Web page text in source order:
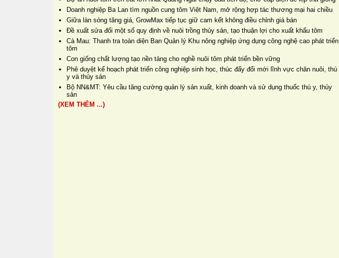
Doanh nghiệp Ba Lan tìm nguồn cung tôm Việt Nam, mở rộng hợp tác thương mại hai chiều
Giữa làn sóng tăng giá, GrowMax tiếp tục giữ cam kết không điều chỉnh giá bán
Đề xuất sửa đổi một số quy định về nuôi trồng thủy sản, tạo thuận lợi cho xuất khẩu tôm
Cà Mau: Thanh tra toàn diện Ban Quản lý Khu nông nghiệp ứng dụng công nghệ cao phát triển
tôm
Con giống chất lượng tạo nền tảng cho nghề nuôi tôm phát triển bền vững
Phê duyệt kế hoạch phát triển công nghiệp sinh học, thúc đẩy đổi mới lĩnh vực chăn nuôi, thú
y và thủy sản
Bộ NN&MT: Yêu cầu tăng cường quản lý sản xuất, kinh doanh và sử dụng thuốc thú y, thủy
sản
(XEM THÊM ...)